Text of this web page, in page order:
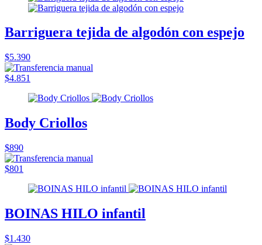
Barriguera tejida de algodón con espejo
$5.390
$4.851
Body Criollos
$890
$801
BOINAS HILO infantil
$1.430